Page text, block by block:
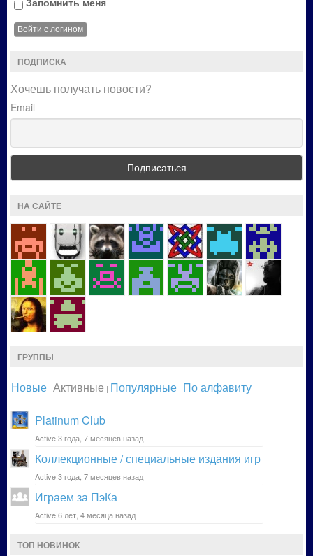
ПОДПИСКА
Хочешь получать новости?
Email
НА САЙТЕ
ГРУППЫ
Новые | Активные | Популярные | По алфавиту
Platinum Club
Active 3 года, 7 месяцев назад
Коллекционные / специальные издания игр
Active 3 года, 7 месяцев назад
Играем за ПэКа
Active 6 лет, 4 месяца назад
ТОП НОВИНОК